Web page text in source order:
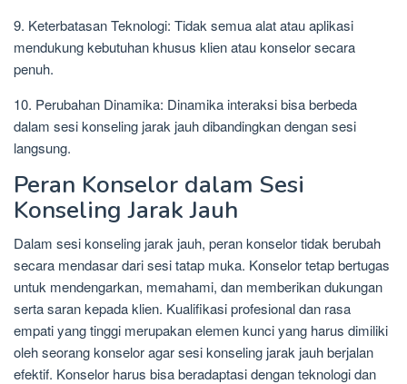
9. Keterbatasan Teknologi: Tidak semua alat atau aplikasi
mendukung kebutuhan khusus klien atau konselor secara
penuh.
10. Perubahan Dinamika: Dinamika interaksi bisa berbeda
dalam sesi konseling jarak jauh dibandingkan dengan sesi
langsung.
Peran Konselor dalam Sesi
Konseling Jarak Jauh
Dalam sesi konseling jarak jauh, peran konselor tidak berubah
secara mendasar dari sesi tatap muka. Konselor tetap bertugas
untuk mendengarkan, memahami, dan memberikan dukungan
serta saran kepada klien. Kualifikasi profesional dan rasa
empati yang tinggi merupakan elemen kunci yang harus dimiliki
oleh seorang konselor agar sesi konseling jarak jauh berjalan
efektif. Konselor harus bisa beradaptasi dengan teknologi dan